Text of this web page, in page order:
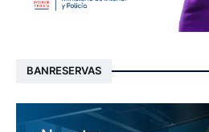
BANRESERVAS